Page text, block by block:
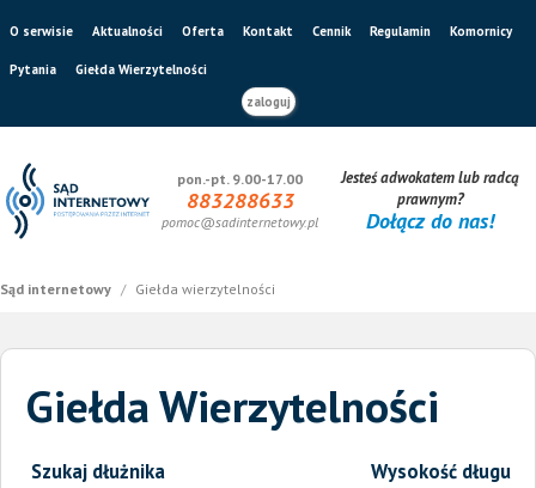
O serwisie Aktualności Oferta Kontakt Cennik Regulamin Komornicy
Pytania
Giełda Wierzytelności
zaloguj
pon.-pt. 9.00-17.00
883288633
pomoc@sadinternetowy.pl
Jesteś adwokatem lub radcą
prawnym?
Dołącz do nas!
Sąd internetowy / Giełda wierzytelności
Giełda Wierzytelności
Szukaj dłużnika Wysokość długu